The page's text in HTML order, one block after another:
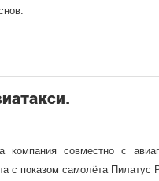
совместно с
с показом самолёта Пилатус